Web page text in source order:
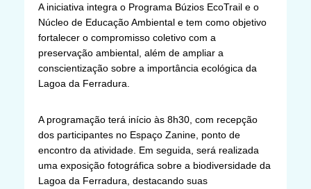
A iniciativa integra o Programa Búzios EcoTrail e o
Núcleo de Educação Ambiental e tem como objetivo
fortalecer o compromisso coletivo com a
preservação ambiental, além de ampliar a
conscientização sobre a importância ecológica da
Lagoa da Ferradura.
A programação terá início às 8h30, com recepção
dos participantes no Espaço Zanine, ponto de
encontro da atividade. Em seguida, será realizada
uma exposição fotográfica sobre a biodiversidade da
Lagoa da Ferradura, destacando suas